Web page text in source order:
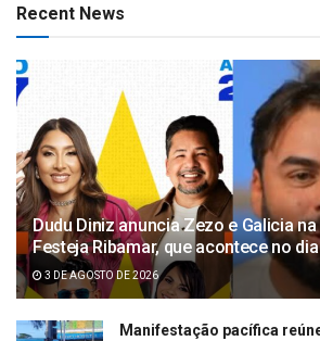
Recent News
Dudu Diniz anuncia Zezo e Galicia
Festeja Ribamar, que acontece no
3 DE AGOSTO DE 2026
Manifestação pacífica